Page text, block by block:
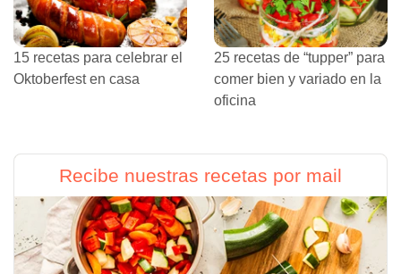
15 recetas para celebrar el
Oktoberfest en casa
25 recetas de “tupper” para
comer bien y variado en la
oficina
Recibe nuestras recetas por mail